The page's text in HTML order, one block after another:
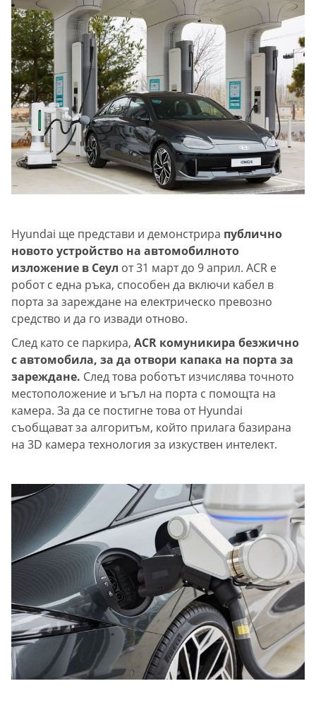
Hyundai ще представи и демонстрира публично
новото устройство на автомобилното
изложение в Сеул от 31 март до 9 април. ACR е
робот с една ръка, способен да включи кабел в
порта за зареждане на електрическо превозно
средство и да го извади отново.
След като се паркира, ACR комуникира безжично
с автомобила, за да отвори капака на порта за
зареждане. След това роботът изчислява точното
местоположение и ъгъл на порта с помощта на
камера. За да се постигне това от Hyundai
съобщават за алгоритъм, който прилага базирана
на 3D камера технология за изкуствен интелект.